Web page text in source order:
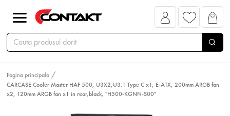
Pagina principala
CARCASE Cooler Master HAF 500, U3X2,U3.1 Type C x1, E-ATX, 200mm ARGB fan
x2, 120mm ARGB fan x1 in rear,black, "H500-KGNN-S00"